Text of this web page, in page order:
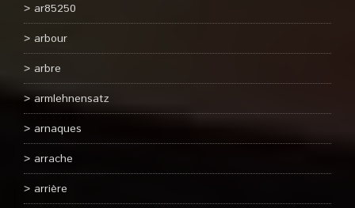
ar85250
arbour
arbre
armlehnensatz
arnaques
arrache
arrière